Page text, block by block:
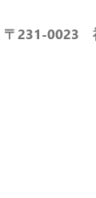
〒231-0023